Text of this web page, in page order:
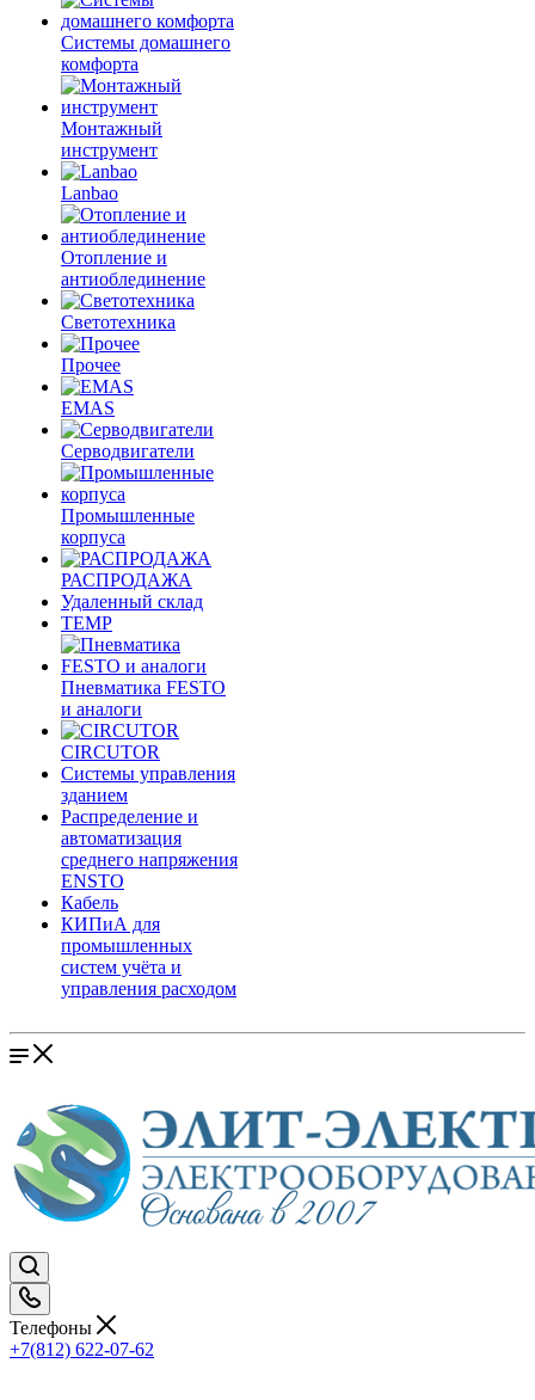
Системы домашнего
комфорта
Монтажный
инструмент
Lanbao
Отопление и
антиоблединение
Светотехника
Прочее
EMAS
Cерводвигатели
Промышленные
корпуса
РАСПРОДАЖА
Удаленный склад
TEMP
Пневматика FESTO
и аналоги
CIRCUTOR
Системы управления
зданием
Распределение и
автоматизация
среднего напряжения
ENSTO
Кабель
КИПиА для
промышленных
систем учёта и
управления расходом
Телефоны
+7(812) 622-07-62